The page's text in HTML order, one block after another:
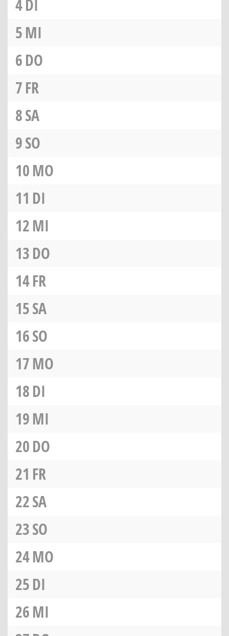
4DI
5MI
6DO
7FR
8SA
9SO
10MO
11 DI
12MI
13DO
14FR
15SA
16SO
17MO
18DI
19MI
20DO
21 FR
22SA
23SO
24MO
25DI
26MI